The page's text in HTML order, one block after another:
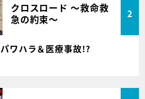
クロスロード ～救命救
急の約束～
2
ワハラ＆医療事故!?